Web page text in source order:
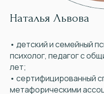
Наталья Львова
• детский и семейный
психолог, педагог с
лет;
• сертифицированный
метафорическими